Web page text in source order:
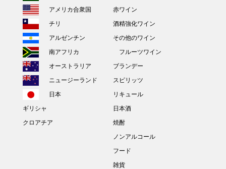
アメリカ合衆国
チリ
アルゼンチン
南アフリカ
オーストラリア
ニュージーランド
日本
ギリシャ
クロアチア
赤ワイン
酒精強化ワイン
その他のワイン
フルーツワイン
ブランデー
スピリッツ
リキュール
日本酒
焼酎
ノンアルコール
フード
雑貨